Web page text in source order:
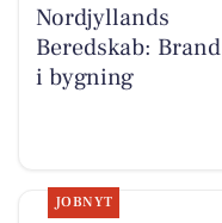
Nordjyllands
Beredskab: Brand
i bygning
JOBNYT